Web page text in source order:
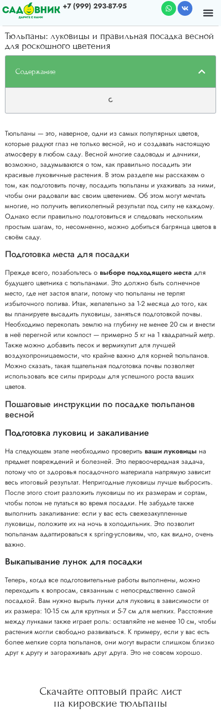
+7 (999) 293-87-95
Тюльпаны: луковицы и правильная посадка весной
для роскошного цветения
Содержание
Тюльпаны — это, наверное, одни из самых популярных цветов,
которые радуют глаз не только весной, но и создавать настоящую
атмосферу в любом саду. Весной многие садоводы и дачники,
возможно, задумываются о том, как правильно посадить эти
красивые луковичные растения. В этом разделе мы расскажем о
том, как подготовить почву, посадить тюльпаны и ухаживать за ними,
чтобы они радовали вас своим цветением. Об этом могут мечтать
многие, но получить великолепный результат под силу не каждому.
Однако если правильно подготовиться и следовать нескольким
простым шагам, то, несомненно, можно добиться багрянца цветов в
своём саду.
Подготовка места для посадки
Прежде всего, позаботьтесь о выборе подходящего места для
будущего цветника с тюльпанами. Это должно быть солнечное
место, где нет застоя влаги, потому что тюльпаны не терпят
избыточного полива. Итак, желательно за 1-2 месяца до того, как
вы планируете высадить луковицы, заняться подготовкой почвы.
Необходимо перекопать землю на глубину не менее 20 см и внести
в неё перегной или компост — примерно 5 кг на 1 квадратный метр.
Также можно добавить песок и вермикулит для лучшей
воздухопроницаемости, что крайне важно для корней тюльпанов.
Можно сказать, такая тщательная подготовка почвы позволяет
использовать все силы природы для успешного роста ваших
цветов.
Пошаговые инструкции по посадке тюльпанов
весной
Подготовка луковиц и закаливание
На следующем этапе необходимо проверить ваши луковицы на
предмет повреждений и болезней. Это первоочередная задача,
потому что от здоровья посадочного материала напрямую зависит
весь итоговый результат. Непригодные луковицы лучше выбросить.
После этого стоит разложить луковицы по их размерам и сортам,
чтобы потом не путаться во время посадки. Не забудьте также
выполнить закаливание: если у вас есть свежезакупленные
луковицы, положите их на ночь в холодильник. Это позволит
тюльпанам адаптироваться к spring-условиям, что, как видно, очень
важно.
Выкапывание лунок для посадки
Теперь, когда все подготовительные работы выполнены, можно
переходить к вопросам, связанным с непосредственно самой
посадкой. Вам нужно вырыть лунки для луковиц в зависимости от
их размера: 10-15 см для крупных и 5-7 см для мелких. Расстояние
между лунками также играет роль: оставляйте не менее 10 см, чтобы
растения могли свободно развиваться. К примеру, если у вас есть
более мелкие сорта тюльпанов, они могут вырасти слишком близко
друг к другу и загораживать друг друга. Это не совсем хорошо.
Скачайте оптовый прайс лист
на кировские тюльпаны